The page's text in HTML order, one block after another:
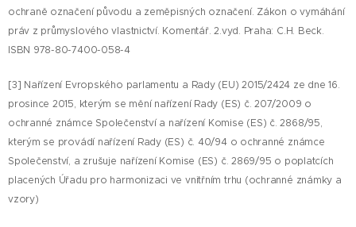
ochraně označení původu a zeměpisných označení. Zákon o vymáhání
práv z průmyslového vlastnictví. Komentář. 2.vyd. Praha: C.H. Beck.
ISBN 978-80-7400-058-4
[3] Nařízení Evropského parlamentu a Rady (EU) 2015/2424 ze dne 16.
prosince 2015, kterým se mění nařízení Rady (ES) č. 207/2009 o
ochranné známce Společenství a nařízení Komise (ES) č. 2868/95,
kterým se provádí nařízení Rady (ES) č. 40/94 o ochranné známce
Společenství, a zrušuje nařízení Komise (ES) č. 2869/95 o poplatcích
placených Úřadu pro harmonizaci ve vnitřním trhu (ochranné známky a
vzory)